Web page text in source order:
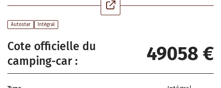
Autostar Intégral
Cote officielle du
camping-car :
49058 €